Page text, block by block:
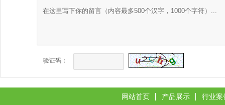
验证码：
网站首页 产品展示 行业案